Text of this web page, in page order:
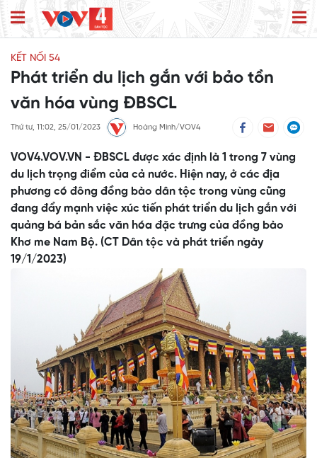
KẾT NỐI 54
Phát triển du lịch gắn với bảo tồn
văn hóa vùng ĐBSCL
Thứ tư, 11:02, 25/01/2023 Hoàng Minh/VOV4
VOV4.VOV.VN - ĐBSCL được xác định là 1 trong 7 vùng
du lịch trọng điểm của cả nước. Hiện nay, ở các địa
phương có đông đồng bào dân tộc trong vùng cũng
đang đẩy mạnh việc xúc tiến phát triển du lịch gắn với
quảng bá bản sắc văn hóa đặc trưng của đồng bào
Khơ me Nam Bộ. (CT Dân tộc và phát triển ngày
19/1/2023)